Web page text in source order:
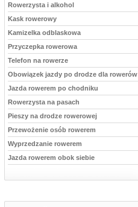
Rowerzysta i alkohol
Kask rowerowy
Kamizelka odblaskowa
Przyczepka rowerowa
Telefon na rowerze
Obowiązek jazdy po drodze dla rowerów
Jazda rowerem po chodniku
Rowerzysta na pasach
Pieszy na drodze rowerowej
Przewożenie osób rowerem
Wyprzedzanie rowerem
Jazda rowerem obok siebie